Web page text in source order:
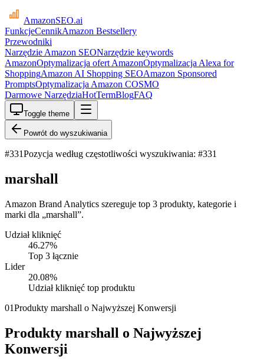
AmazonSEO.ai
FunkcjeCennikAmazon Bestsellery
Przewodniki
Narzędzie Amazon SEONarzędzie keywords
AmazonOptymalizacja ofert AmazonOptymalizacja Alexa for
ShoppingAmazon AI Shopping SEOAmazon Sponsored
PromptsOptymalizacja Amazon COSMO
Darmowe NarzędziaHotTermBlogFAQ
Toggle theme
Powrót do wyszukiwania
#331Pozycja według częstotliwości wyszukiwania: #331
marshall
Amazon Brand Analytics szereguje top 3 produkty, kategorie i
marki dla „marshall”.
Udział kliknięć
46.27%
Top 3 łącznie
Lider
20.08%
Udział kliknięć top produktu
01Produkty marshall o Najwyższej Konwersji
Produkty marshall o Najwyższej
Konwersji